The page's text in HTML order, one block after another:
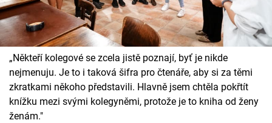
„Někteří kolegové se zcela jistě poznají, byť je nikde
nejmenuju. Je to i taková šifra pro čtenáře, aby si za těmi
zkratkami někoho představili. Hlavně jsem chtěla pokřtít
knížku mezi svými kolegyněmi, protože je to kniha od ženy
ženám."